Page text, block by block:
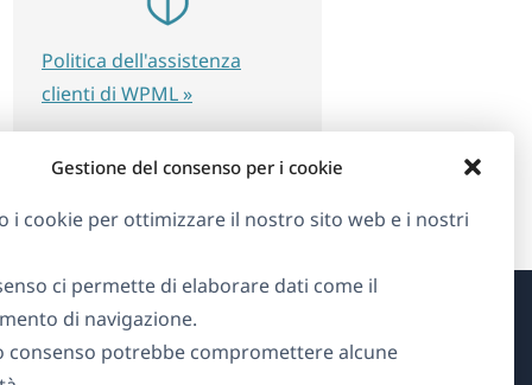
Gestione del consenso per i cookie
i cookie per ottimizzare il nostro sito web e i nostri
ci permette di elaborare dati come il
di navigazione.
consenso potrebbe compromettere alcune
Politica dell'assistenza
clienti di WPML »
Informazioni su WPML